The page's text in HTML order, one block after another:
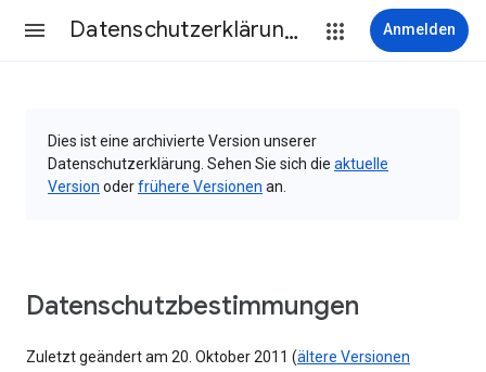
Datenschutzerklärung & Nutzungsbedingungen Anmelden
Dies ist eine archivierte Version unserer
Datenschutzerklärung. Sehen Sie sich die aktuelle
Version oderfrühere Versionen an.
Datenschutzbestimmungen
Zuletzt geändert am 20. Oktober 2011 (ältere Versionen